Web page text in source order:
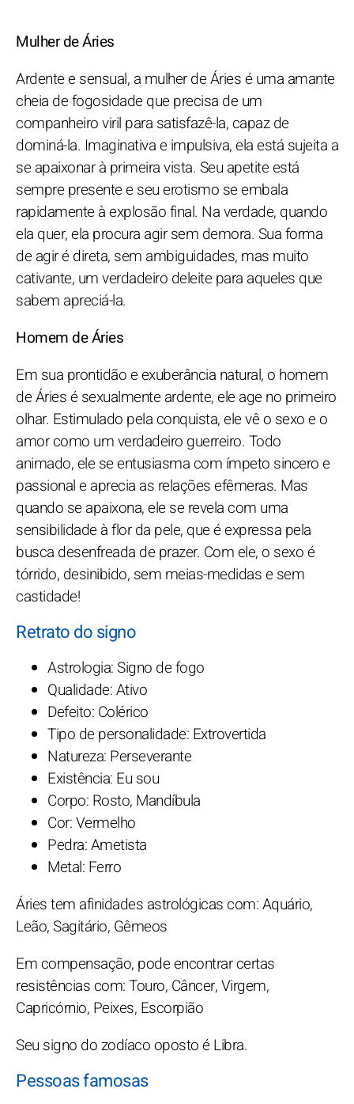
Mulher de Áries
Ardente e sensual, a mulher de Áries é uma amante
cheia de fogosidade que precisa de um
companheiro viril para satisfazê-la, capaz de
dominá-la. Imaginativa e impulsiva, ela está sujeita a
se apaixonar à primeira vista. Seu apetite está
sempre presente e seu erotismo se embala
rapidamente à explosão final. Na verdade, quando
ela quer, ela procura agir sem demora. Sua forma
de agir é direta, sem ambiguidades, mas muito
cativante, um verdadeiro deleite para aqueles que
sabem apreciá-la.
Homem de Áries
Em sua prontidão e exuberância natural, o homem
de Áries é sexualmente ardente, ele age no primeiro
olhar. Estimulado pela conquista, ele vê o sexo e o
amor como um verdadeiro guerreiro. Todo
animado, ele se entusiasma com ímpeto sincero e
passional e aprecia as relações efêmeras. Mas
quando se apaixona, ele se revela com uma
sensibilidade à flor da pele, que é expressa pela
busca desenfreada de prazer. Com ele, o sexo é
tórrido, desinibido, sem meias-medidas e sem
castidade!
Retrato do signo
Astrologia: Signo de fogo
Qualidade: Ativo
Defeito: Colérico
Tipo de personalidade: Extrovertida
Natureza: Perseverante
Existência: Eu sou
Corpo: Rosto, Mandíbula
Cor: Vermelho
Pedra: Ametista
Metal: Ferro
Áries tem afinidades astrológicas com: Aquário,
Leão, Sagitário, Gêmeos
Em compensação, pode encontrar certas
resistências com: Touro, Câncer, Virgem,
Capricórnio, Peixes, Escorpião
Seu signo do zodíaco oposto é Libra.
Pessoas famosas